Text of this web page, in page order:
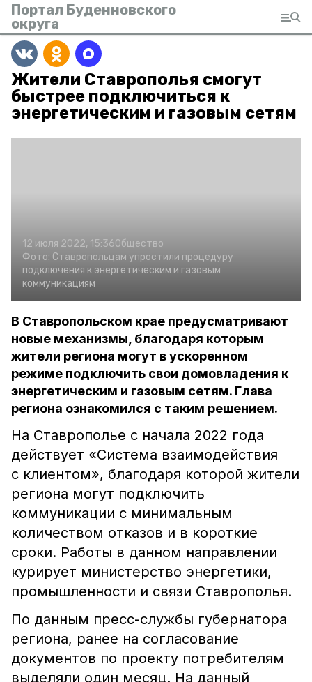
Портал Буденновского
округа
Жители Ставрополья смогут
быстрее подключиться к
энергетическим и газовым сетям
12 июля 2022, 15:36Общество
Фото: Ставропольцам упростили процедуру
подключения к энергетическим и газовым
коммуникациям
В Ставропольском крае предусматривают
новые механизмы, благодаря которым
жители региона могут в ускоренном
режиме подключить свои домовладения к
энергетическим и газовым сетям. Глава
региона ознакомился с таким решением.
На Ставрополье с начала 2022 года
действует «Система взаимодействия
с клиентом», благодаря которой жители
региона могут подключить
коммуникации с минимальным
количеством отказов и в короткие
сроки. Работы в данном направлении
курирует министерство энергетики,
промышленности и связи Ставрополья.
По данным пресс-службы губернатора
региона, ранее на согласование
документов по проекту потребителям
выделяли один месяц. На данный